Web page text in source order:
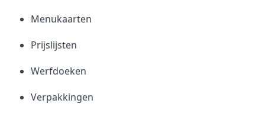
Menukaarten
Prijslijsten
Werfdoeken
Verpakkingen